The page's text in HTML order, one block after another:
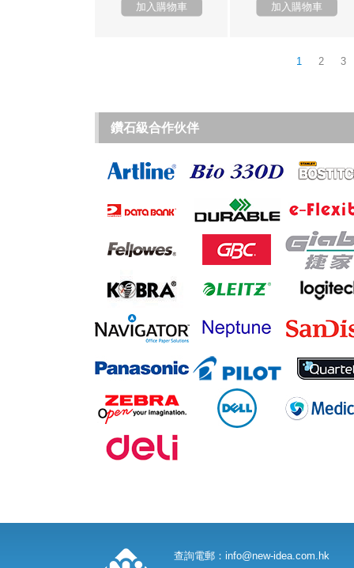
加入購物車 加入購物車
1 2 3
鑽石級合作伙伴
查詢電郵： info@new-idea.com.hk